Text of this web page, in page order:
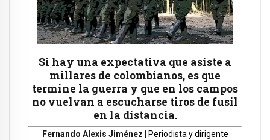
Si hay una expectativa que asiste a
millares de colombianos, es que
termine la guerra y que en los campos
no vuelvan a escucharse tiros de fusil
en la distancia.
Fernando Alexis Jiménez
Periodista y dirigente